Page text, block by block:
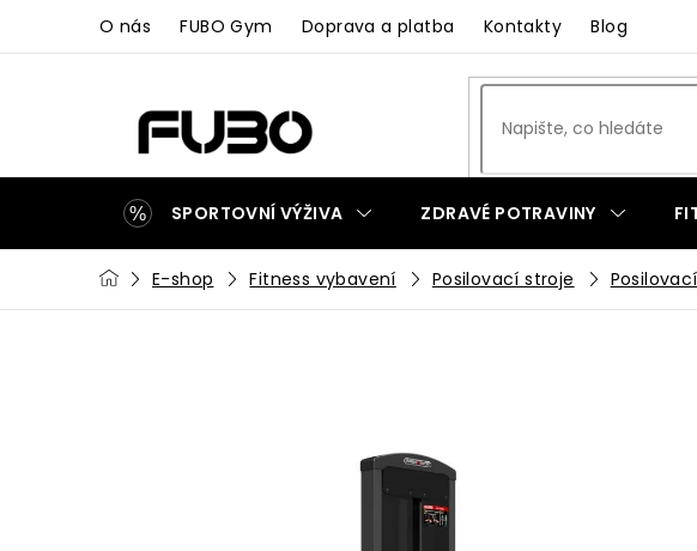
obsah
O nás FUBO Gym Doprava a platba Kontakty Blog
SPORTOVNÍ VÝŽIVA ZDRAVÉ POTRAVINY
ZAKÁZKOVÁ VÝROBA
DomůE-shop Fitness vybavení Posilovací stroje